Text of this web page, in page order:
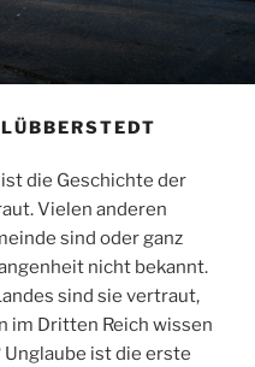
die Geschichte der
Vielen anderen
sind oder ganz
nicht bekannt.
sind sie vertraut,
im Dritten Reich wissen
Unglaube ist die erste